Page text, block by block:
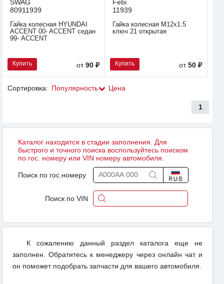
SWAG
80911939
Гайка колесная HYUNDAI
ACCENT 00- ACCENT седан
99- ACCENT
Купить от90 ₽
Febi
11939
Гайка колесная М12х1.5
ключ 21 открытая
Купить от50 ₽
Сортировка: Популярность Цена
1
Каталог находится в стадии заполнения. Для
быстрого и точного поиска воспользуйтесь поиском
по гос. номеру или VIN номеру автомобиля.
Поиск по гос.номеру
Поиск по VIN
К сожалению данный раздел каталога еще не
заполнен. Обратитесь к менеджеру через онлайн чат и
он поможет подобрать запчасти для вашего автомобиля.